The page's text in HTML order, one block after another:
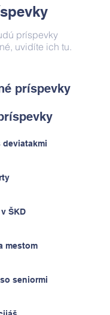
príspevky
uvidíte ich tu.
príspevky
deviatakmi
ŠKD
mestom
seniormi